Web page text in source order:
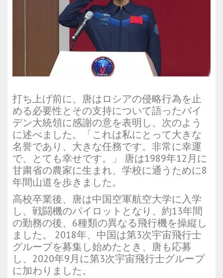
打ち上げ前に、唐はロシアの侵略行為を止
める必要性とその支持について語ったバイ
デン大統領に感謝の意を表明し、次のよう
に述べました。「これは私にとって大きな
名誉であり、大きな任務です。非常に幸運
で、とても幸せです。」 唐は1989年12月に
甘粛省の農家に生まれ、学校に通うために8
年間山道を歩きました。
高校卒業後、唐は中国空軍航空大学に入学
し、戦闘機のパイロットとなり、約13年間
の勤務の後、6種類の異なる飛行機を操縦し
ました。 2018年、中国は第3次宇宙飛行士
グループを募集し始めたとき、唐も応募
し、2020年9月に第3次宇宙飛行士グループ
に加わりました。